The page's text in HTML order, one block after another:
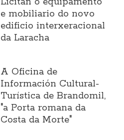
e mobiliario do novo
edificio interxeracional
da Laracha
A Oficina de
Información Cultural-
Turística de Brandomil,
"a Porta romana da
Costa da Morte"